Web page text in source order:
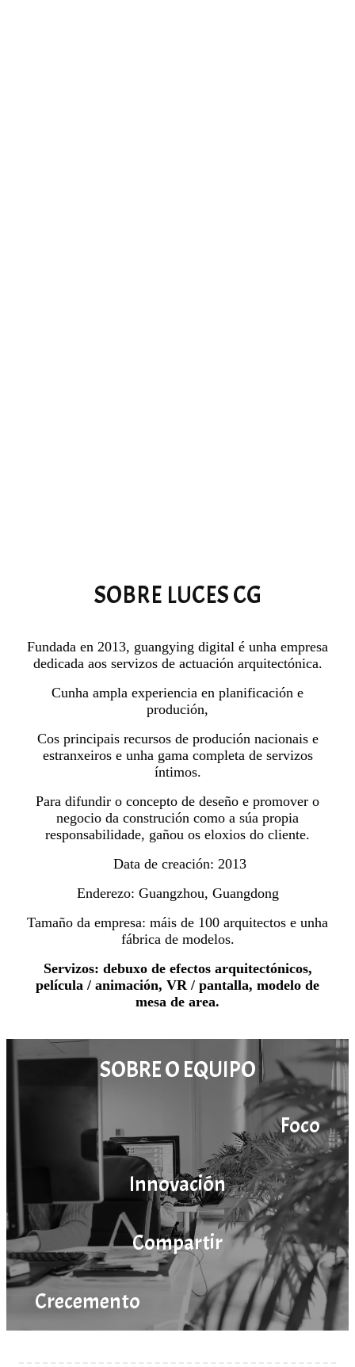
SOBRE LUCES CG
Fundada en 2013, guangying digital é unha empresa
dedicada aos servizos de actuación arquitectónica.
Cunha ampla experiencia en planificación e
produción,
Cos principais recursos de produción nacionais e
estranxeiros e unha gama completa de servizos
íntimos.
Para difundir o concepto de deseño e promover o
negocio da construción como a súa propia
responsabilidade, gañou os eloxios do cliente.
Data de creación: 2013
Enderezo: Guangzhou, Guangdong
Tamaño da empresa: máis de 100 arquitectos e unha
fábrica de modelos.
Servizos: debuxo de efectos arquitectónicos,
película / animación, VR / pantalla, modelo de
mesa de area.
SOBRE O EQUIPO
Foco
Innovación
Compartir
Crecemento